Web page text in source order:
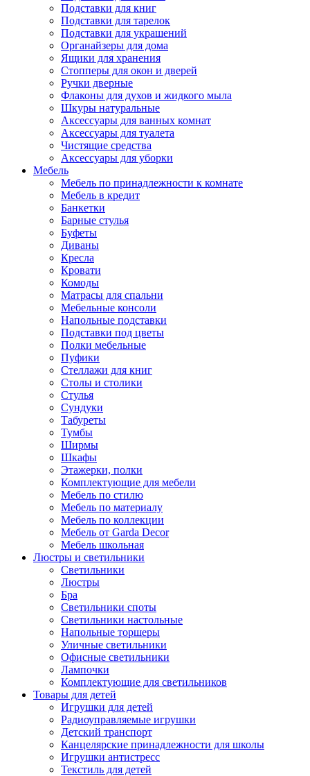
Подставки для книг
Подставки для тарелок
Подставки для украшений
Органайзеры для дома
Ящики для хранения
Стопперы для окон и дверей
Ручки дверные
Флаконы для духов и жидкого мыла
Шкуры натуральные
Аксессуары для ванных комнат
Аксессуары для туалета
Чистящие средства
Аксессуары для уборки
Мебель
Мебель по принадлежности к комнате
Мебель в кредит
Банкетки
Барные стулья
Буфеты
Диваны
Кресла
Кровати
Комоды
Матрасы для спальни
Мебельные консоли
Напольные подставки
Подставки под цветы
Полки мебельные
Пуфики
Стеллажи для книг
Столы и столики
Стулья
Сундуки
Табуреты
Тумбы
Ширмы
Шкафы
Этажерки, полки
Комплектующие для мебели
Мебель по стилю
Мебель по материалу
Мебель по коллекции
Мебель от Garda Decor
Мебель школьная
Люстры и светильники
Светильники
Люстры
Бра
Светильники споты
Светильники настольные
Напольные торшеры
Уличные светильники
Офисные светильники
Лампочки
Комплектующие для светильников
Товары для детей
Игрушки для детей
Радиоуправляемые игрушки
Детский транспорт
Канцелярские принадлежности для школы
Игрушки антистресс
Текстиль для детей